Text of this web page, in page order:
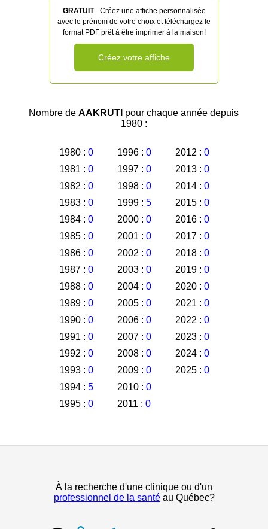
GRATUIT- Créez une affiche personnalisée
avec le prénom de votre choix et téléchargez le
format PDF prêt à être imprimer à la maison!
Créez votre affiche
Nombre deAAKRUTI pour chaque année depuis
1980 :
1980 : 0
1981 : 0
1982 : 0
1983 : 0
1984 : 0
1985 : 0
1986 : 0
1987 : 0
1988 : 0
1989 : 0
1990 : 0
1991 : 0
1992 : 0
1993 : 0
1994 : 5
1995 : 0
1996 : 0
1997 : 0
1998 : 0
1999 : 5
2000 : 0
2001 : 0
2002 : 0
2003 : 0
2004 : 0
2005 : 0
2006 : 0
2007 : 0
2008 : 0
2009 : 0
2010 : 0
2011 : 0
2012 : 0
2013 : 0
2014 : 0
2015 : 0
2016 : 0
2017 : 0
2018 : 0
2019 : 0
2020 : 0
2021 : 0
2022 : 0
2023 : 0
2024 : 0
2025 : 0
À la recherche d'une clinique ou d'un
professionnel de la santéau Québec?